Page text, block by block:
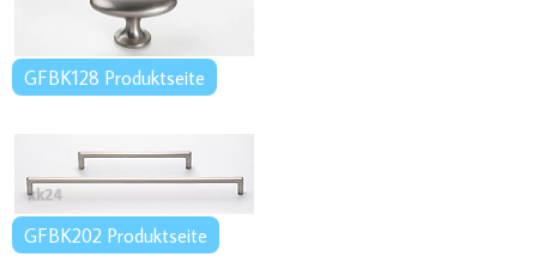
GFBK128 Produktseite
GFBK202 Produktseite